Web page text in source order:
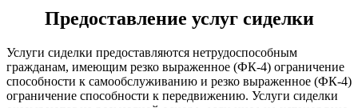
Предоставление услуг сиделки
Услуги сиделки предоставляются нетрудоспособным
гражданам, имеющим резко выраженное (ФК-4) ограничение
способности к самообслуживанию и резко выраженное (ФК-4)
ограничение способности к передвижению. Услуги сиделки